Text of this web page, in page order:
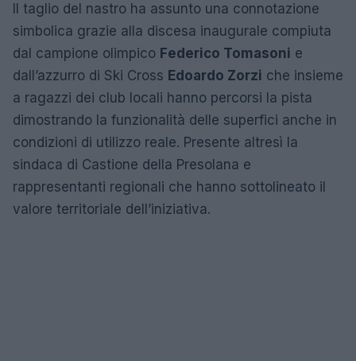
Il taglio del nastro ha assunto una connotazione
simbolica grazie alla discesa inaugurale compiuta
dal campione olimpico Federico Tomasoni e
dall’azzurro di Ski Cross Edoardo Zorzi che insieme
a ragazzi dei club locali hanno percorsi la pista
dimostrando la funzionalità delle superfici anche in
condizioni di utilizzo reale. Presente altresì la
sindaca di Castione della Presolana e
rappresentanti regionali che hanno sottolineato il
valore territoriale dell’iniziativa.